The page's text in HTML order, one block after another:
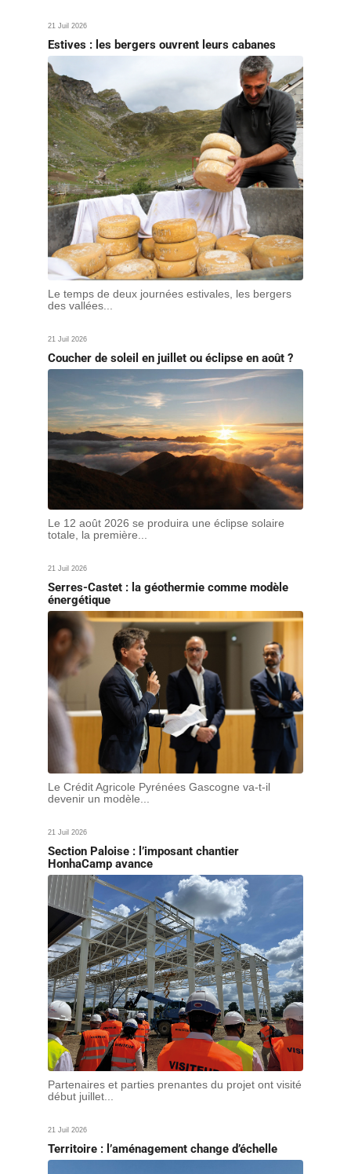
21 Juil 2026
Estives : les bergers ouvrent leurs cabanes
Le temps de deux journées estivales, les bergers
des vallées...
21 Juil 2026
Coucher de soleil en juillet ou éclipse en août ?
Le 12 août 2026 se produira une éclipse solaire
totale, la première...
21 Juil 2026
Serres-Castet : la géothermie comme modèle
énergétique
Le Crédit Agricole Pyrénées Gascogne va-t-il
devenir un modèle...
21 Juil 2026
Section Paloise : l’imposant chantier
HonhaCamp avance
Partenaires et parties prenantes du projet ont visité
début juillet...
21 Juil 2026
Territoire : l’aménagement change d’échelle